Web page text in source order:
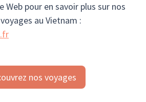
Web pour en savoir plus sur nos
au Vietnam :
nos voyages